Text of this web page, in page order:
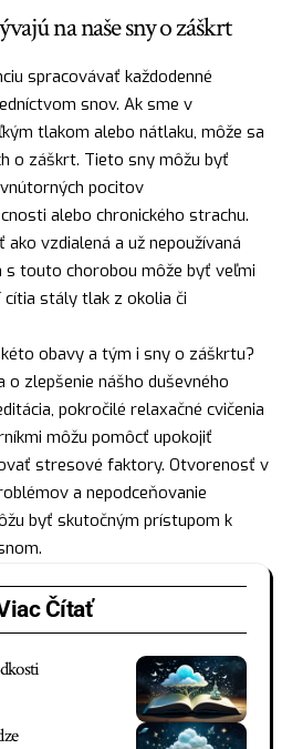
na naše sny o záškrt
spracovávať každodenné
snov. Ak sme v
tlakom alebo nátlaku, môže sa
o záškrt. Tieto sny môžu byť
pocitov
alebo chronického strachu.
vzdialená a už nepoužívaná
s touto chorobou môže byť veľmi
cítia stály tlak z okolia či
obavy a tým i sny o záškrtu?
o zlepšenie nášho duševného
pokročilé relaxačné cvičenia
môžu pomôcť upokojiť
stresové faktory. Otvorenosť v
a nepodceňovanie
byť skutočným prístupom k
Čítať